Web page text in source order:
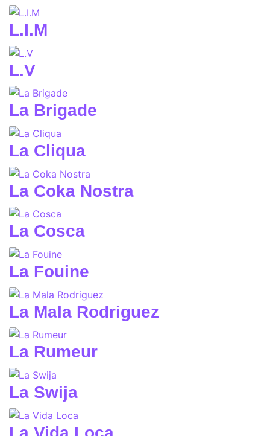
L.I.M
L.V
La Brigade
La Cliqua
La Coka Nostra
La Cosca
La Fouine
La Mala Rodriguez
La Rumeur
La Swija